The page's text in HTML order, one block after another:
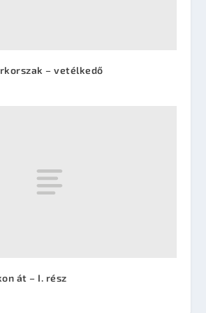
– vetélkedő
át – I. rész